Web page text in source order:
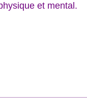
et mental.